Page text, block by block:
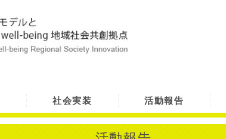
社会実装 活動報告